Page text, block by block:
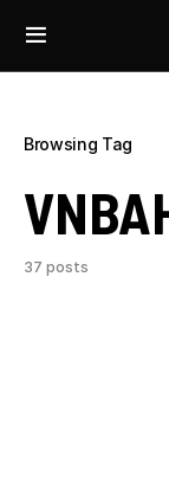
Browsing Tag
37 posts